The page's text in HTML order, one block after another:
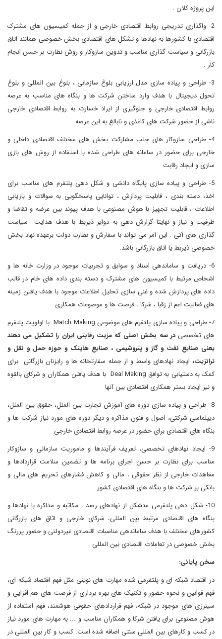
این پروژه کلان .
2- واگذاری تدریجی روابط اقتصادی خارجی و از جمله کمیسیون های مشترک
اقتصادی با کشورها به نهادها و تشکل های اقتصادی بخش خصوصی همانند اتاق
بازرگانی و سیاست گذاری مناسب و تدوین سازوکار و روش نظارت بر حسن انجام
کار .
3- طراحی و پیاده سازی مدل ارزیابی بلوغ سازمانی ، بلوغ بین المللی و بلوغ
تحول دیجیتال با هدف وارد ساختن شرکت ها و بنگاه های مناسب به عرصه
روابط اقتصادی خارجی و جلوگیری از ایراد خسارت به روابط اقتصادی خارجی
ناشی از حضور شرکت های کاغذی و نابالغ به این عرصه
4- طراحی سازوکار های جلب مشارکت بخش های مختلف اقتصادی داخلی و
خارجی برای حضور در سامانه های طراحی شده با استفاده از روش های بازی
سازی و ایجاد رقابت
5- طراحی و پیاده سازی پایگاه دانشی و شکل دهی پلتفرم های مناسب برای
اخذ، دسته بندی ، قابلیت پردازش ، توانایی پاسخگویی به سوالات و بازیابی
اطلاعات ، قابلیت تجهیز با هوش مصنوعی با هدف پیوند بین عرضه و تقاضا و
ظرفیت و نیاز و نهایتا گزارش دهی به دوایر ذیربط با هدف هدایت سیاست
گذاری های آتی . این امر می تواند با سفارش و نظارت دولت برعهده نهاد بخش
خصوصی ذیربط یا اتاق بازرگانی باشد.
6- دریافت و ساماندهی اسناد و سوابق و تجربیات موجود در وزارت خانه ها و
اشخاص مرتبط با کمیسیون های مشترک و دسته بندی داده های خام در قالب
داده های پردازش شده و غنی سازی تحلیل اطلاعات موجود با هدف یافتن زمینه
های فعالیت اعم از زقبا ، شرکا ، فرصت ها و موصوعات همکاری.
7- طراحی و پیاده سازی پلتفرم های موضوعی Match Making با اولویت پلتفرم
های تخصصیدر سه بخش اصلی که مزیت رقابتی ایران را تشکیل می دهند
یعنی صنایع نفت و گاز و پتروشیمی ، صنایع هایتک و حوزه حمل و نقل و
ترانزیت، ایجاد نهادهای واسط و از جمله سفارتخانه ها و رایزنان بازرگانی برای
کمک به دستیابی به توافق Deal Making با هدف یافتن همکاران و شرکای بالقوه
و نیز ایجاد بستر همکاری اقتصادی بین آنها
8- طراحی و پیاده سازی دوره های آموزش تجارت بین الملل، حقوق بین الملل،
دیپلماسی شرکتی، اصول و فنون مذاکره و دیگر دوره های مورد نیاز شرکت ها و
بنگاه های اقتصادی برای حضور در عرصه روابط اقتصادی خارجی
9- ایجاد نهادهای تخصصی، تعریف فرآیندها و ماموریت سازمانی و سازوکار
مناسب برای نظارت بر حسن اجرای برنامه ها و تضمین سلامت قراردادها و
معاهدات خارجی از نظر حقوقی ، مالی و کاهش فشارهای تحریم های مالی و
بانکی بر شرکت ها و بنگاه های اقتصادی کشور
10- شکل دهی پلتفرمی متشکل از نهادهای رصد ، مکاتبه و مذاکره با نهادها و
بنگاه های اقتصادی مرتبط بین المللی، شرکای خارجی و اتاق های بازرگانی
کشورهای مختلف با هدف ساماندهی مناسبات اقتصادی غیردولتی و حضور پررنگ
بخش خصوصی در تعاملات اقتصادی بین المللی .
سخن پایانی:
در اقتصاد شبکه ای و پلتفرمی شده مهارت های نوینی مثل فهم اقتصاد شبکه ای،
فهم قوانین و نحوه حضور و تکنیک های بهره برداری از فرصت های هم افزایی و
سینرژی های موجود در شبکه، فهم قراردادهای حقوقی هوشمند، فهم استفاده از
هوش مصنوعی برای یافتن شرکا و همکاران مناسب و ... به مهارت های مورد نیاز
در کسب و کارهای بین المللی سنتی اضافه شده است. کسب و کار بین المللی در